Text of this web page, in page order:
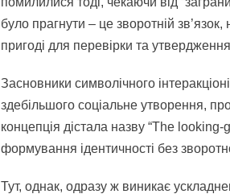
було прагнути – це зворотній
пригоді для перевірки та утвердження
Засновники символічного
здебільшого соціальне утворення,
концепція дістала назву “The looking-
формування ідентичності без
Тут, однак, одразу ж виникає